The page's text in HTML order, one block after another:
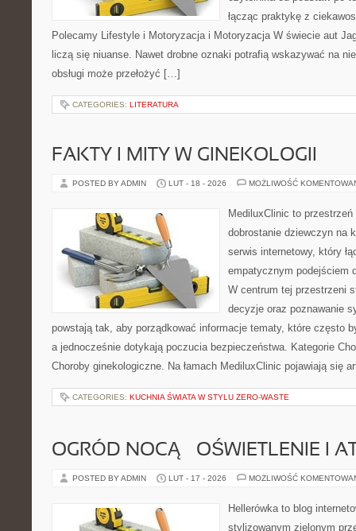
łącząc praktykę z
Polecamy Lifestyle i Motoryzacja i Motoryzacja W świecie aut
liczą się niuanse. Nawet drobne oznaki potrafią wskazywać na
obsługi może przełożyć […]
CATEGORIES: LITERATURA
FAKTY I MITY W GINEKOLOGII
POSTED BY ADMIN LUT - 18 - 2026 MOŻLIWOŚĆ
MediluxClinic to
dobrostanie dziewczyn na
serwis internetowy, który
empatycznym podejściem
W centrum tej przestrzeni
decyzje oraz poznawanie
powstają tak, aby porządkować informacje tematy, które często
a jednocześnie dotykają poczucia bezpieczeństwa. Kategorie
Choroby ginekologiczne. Na łamach MediluxClinic pojawiają się
CATEGORIES: KUCHNIA ŚWIATA W STYLU ZERO-WASTE
OGRÓD NOCĄ – OŚWIETLENIE I
POSTED BY ADMIN LUT - 17 - 2026 MOŻLIWOŚĆ
Hellerówka to blog
stylizowanym zielonym